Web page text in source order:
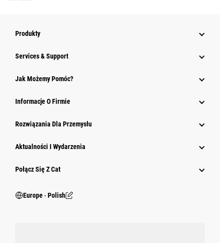
Produkty
Services & Support
Jak Możemy Pomóc?
Informacje O Firmie
Rozwiązania Dla Przemysłu
Aktualności I Wydarzenia
Połącz Się Z Cat
Europe ‧ Polish